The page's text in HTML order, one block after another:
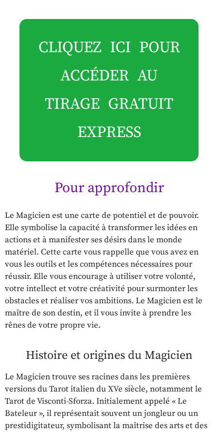
CLIQUEZ ICI POUR
ACCÉDER AU
TIRAGE GRATUIT
EXPRESS
Pour approfondir
Le Magicien est une carte de potentiel et de pouvoir.
Elle symbolise la capacité à transformer les idées en
actions et à manifester ses désirs dans le monde
matériel. Cette carte vous rappelle que vous avez en
vous les outils et les compétences nécessaires pour
réussir. Elle vous encourage à utiliser votre volonté,
votre intellect et votre créativité pour surmonter les
obstacles et réaliser vos ambitions. Le Magicien est le
maître de son destin, et il vous invite à prendre les
rênes de votre propre vie.
Histoire et origines du Magicien
Le Magicien trouve ses racines dans les premières
versions du Tarot italien du XVe siècle, notamment le
Tarot de Visconti-Sforza. Initialement appelé « Le
Bateleur », il représentait souvent un jongleur ou un
prestidigitateur, symbolisant la maîtrise des arts et des